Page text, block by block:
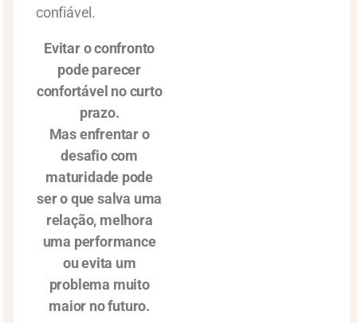
confiável.
Evitar o confronto
pode parecer
confortável no curto
prazo.
Mas enfrentar o
desafio com
maturidade pode
ser o que salva uma
relação, melhora
uma performance
ou evita um
problema muito
maior no futuro.